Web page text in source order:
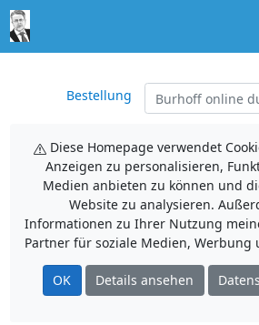
Bestellung
Diese Homepage verwendet
Anzeigen zu personalisieren,
Medien anbieten zu können und
Website zu analysieren.
Informationen zu Ihrer Nutzung
Partner für soziale Medien, Werbung
OK Details ansehen